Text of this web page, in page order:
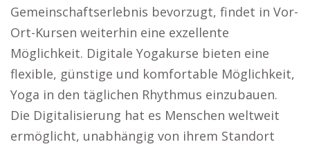
Gemeinschaftserlebnis bevorzugt, findet in Vor-
Ort-Kursen weiterhin eine exzellente
Möglichkeit. Digitale Yogakurse bieten eine
flexible, günstige und komfortable Möglichkeit,
Yoga in den täglichen Rhythmus einzubauen.
Die Digitalisierung hat es Menschen weltweit
ermöglicht, unabhängig von ihrem Standort